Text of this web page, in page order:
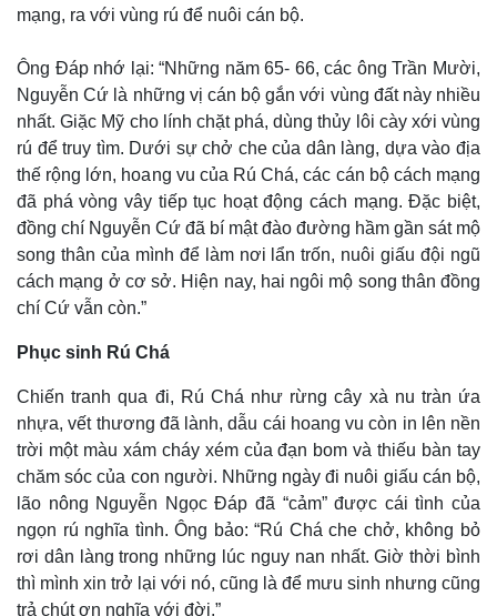
Kinh tế
Bất động sản
Tỷ giá
Chứng khoán
Giá cà phê
mạng, ra với vùng rú để nuôi cán bộ.
Ông Đáp nhớ lại: “Những năm 65- 66, các ông Trần Mười,
Nguyễn Cứ là những vị cán bộ gắn với vùng đất này nhiều
nhất. Giặc Mỹ cho lính chặt phá, dùng thủy lôi cày xới vùng
rú để truy tìm. Dưới sự chở che của dân làng, dựa vào địa
thế rộng lớn, hoang vu của Rú Chá, các cán bộ cách mạng
đã phá vòng vây tiếp tục hoạt động cách mạng. Đặc biệt,
đồng chí Nguyễn Cứ đã bí mật đào đường hầm gần sát mộ
song thân của mình để làm nơi lẩn trốn, nuôi giấu đội ngũ
cách mạng ở cơ sở. Hiện nay, hai ngôi mộ song thân đồng
chí Cứ vẫn còn.”
Phục sinh Rú Chá
Chiến tranh qua đi, Rú Chá như rừng cây xà nu tràn ứa
nhựa, vết thương đã lành, dẫu cái hoang vu còn in lên nền
trời một màu xám cháy xém của đạn bom và thiếu bàn tay
chăm sóc của con người. Những ngày đi nuôi giấu cán bộ,
lão nông Nguyễn Ngọc Đáp đã “cảm” được cái tình của
ngọn rú nghĩa tình. Ông bảo: “Rú Chá che chở, không bỏ
rơi dân làng trong những lúc nguy nan nhất. Giờ thời bình
thì mình xin trở lại với nó, cũng là để mưu sinh nhưng cũng
trả chút ơn nghĩa với đời.”